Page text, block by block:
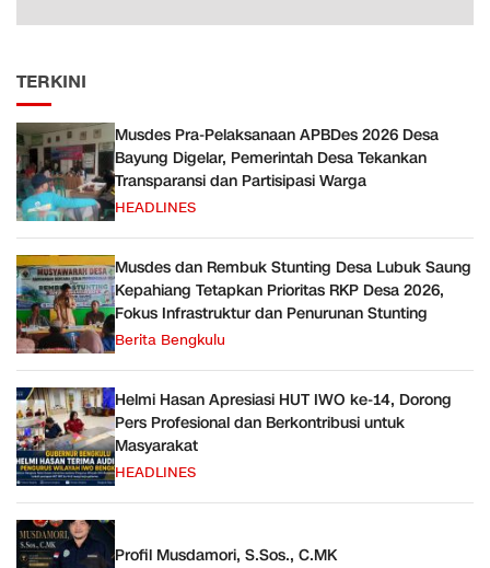
TERKINI
Musdes Pra-Pelaksanaan APBDes 2026 Desa
Bayung Digelar, Pemerintah Desa Tekankan
Transparansi dan Partisipasi Warga
HEADLINES
Musdes dan Rembuk Stunting Desa Lubuk Saung
Kepahiang Tetapkan Prioritas RKP Desa 2026,
Fokus Infrastruktur dan Penurunan Stunting
Berita Bengkulu
Helmi Hasan Apresiasi HUT IWO ke-14, Dorong
Pers Profesional dan Berkontribusi untuk
Masyarakat
HEADLINES
Profil Musdamori, S.Sos., C.MK